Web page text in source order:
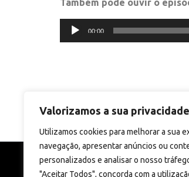
Valorizamos a sua privacidade
Utilizamos cookies para melhorar a sua
navegação, apresentar anúncios ou
personalizados e analisar o nosso
"Aceitar Todos", concorda com a
Reprodutor
00:00